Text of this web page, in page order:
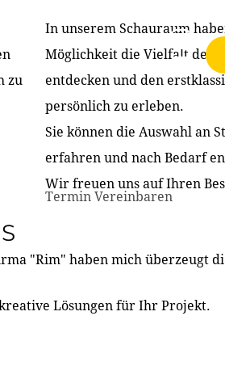
zu
In unserem Schauraum
Möglichkeit die Vielfalt der
entdecken und den
persönlich zu erleben.
Sie können die Auswahl an
erfahren und nach Bedarf
Wir freuen uns auf Ihren
Termin Vereinbaren
"Rim" haben mich überzeugt
Lösungen für Ihr Projekt.